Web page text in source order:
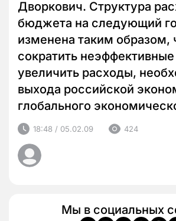
Дворкович. Структура
бюджета на следующий
изменена таким образом,
сократить
увеличить расходы,
выхода российской
глобального
18:48 / 05.02.09 424
Мы в социальных